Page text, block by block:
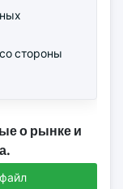
стороны
о рынке и